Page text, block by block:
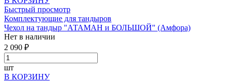
Быстрый просмотр
Комплектующие для тандыров
Чехол на тандыр "АТАМАН и БОЛЬШОЙ" (Амфора)
Нет в наличии
2 090 ₽
шт
В КОРЗИНУ